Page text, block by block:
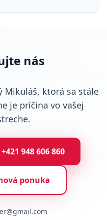
nás
Mikuláš, ktorá sa stále
je príčina vo vašej
948 606 860
ponuka